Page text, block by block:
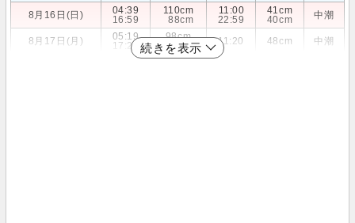
8月16日(日)
04:39
16:59
110cm
88cm
11:00
22:59
41cm
40cm
中潮
8月17日(月)
05:19
17:20
98cm
97cm
11:20 48cm 中潮
続きを表示